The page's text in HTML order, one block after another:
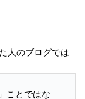
人のブログでは
ことではな